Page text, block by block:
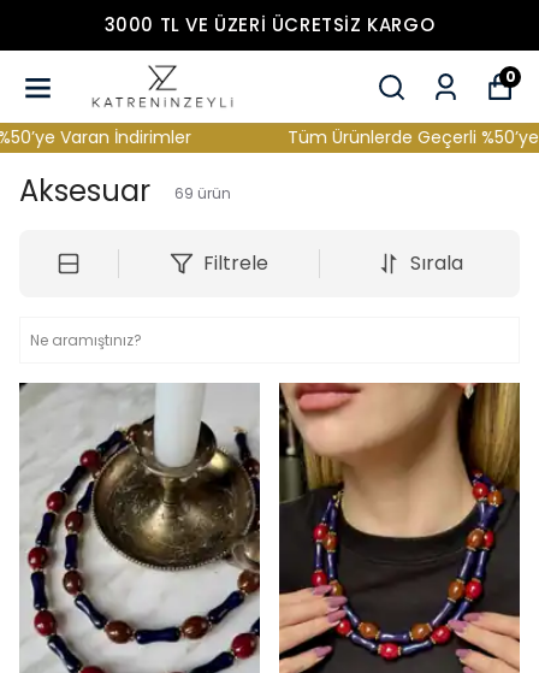
3000 TL VE ÜZERİ ÜCRETSİZ KARGO
0
Tüm Ürünlerde Geçerli %50’ye Varan İndirimler
Aksesuar 69 ürün
Filtrele Sırala